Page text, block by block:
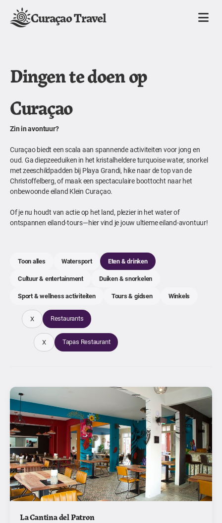
Curaçao Travel
Dingen te doen op
Curaçao
Zin in avontuur?
Curaçao biedt een scala aan spannende activiteiten voor jong en
oud. Ga diepzeeduiken in het kristalheldere turquoise water, snorkel
met zeeschildpadden bij Playa Grandi, hike naar de top van de
Christoffelberg, of maak een spectaculaire boottocht naar het
onbewoonde eiland Klein Curaçao.
Of je nu houdt van actie op het land, plezier in het water of
ontspannen eiland-tours—hier vind je jouw ultieme eiland-avontuur!
Toon alles Watersport
Eten & drinken
Cultuur & entertainment
Duiken & snorkelen
Sport & wellness activiteiten
Tours & gidsen Winkels
X Restaurants
X Tapas Restaurant
La Cantina del Patron